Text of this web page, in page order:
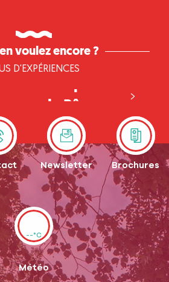
voulez encore ?
D'EXPÉRIENCES
de Pâques
Le programme
Newsletter Brochures
--°C
Météo